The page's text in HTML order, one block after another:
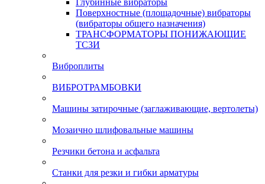
Глубинные вибраторы
Поверхностные (площадочные) вибраторы
(вибраторы общего назначения)
ТРАНСФОРМАТОРЫ ПОНИЖАЮЩИЕ
ТСЗИ
Виброплиты
ВИБРОТРАМБОВКИ
Машины затирочные (заглаживающие, вертолеты)
Мозаично шлифовальные машины
Резчики бетона и асфальта
Станки для резки и гибки арматуры